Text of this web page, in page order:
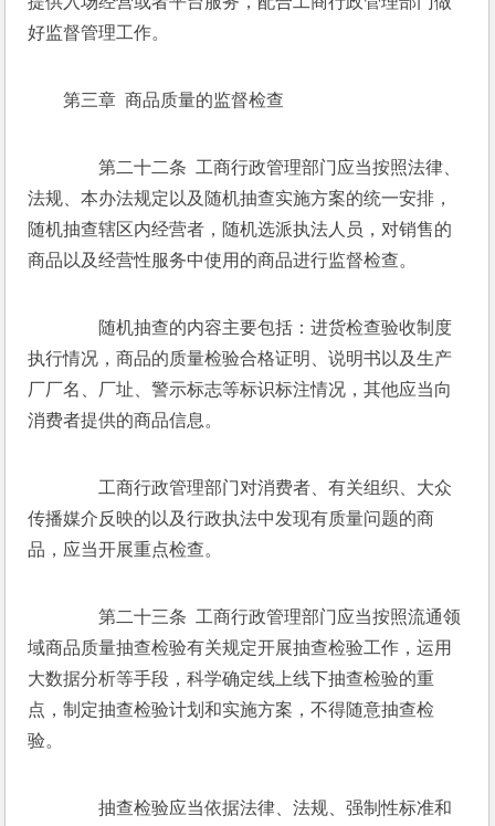
好监督管理工作。
第三章  商品质量的监督检查
第二十二条  工商行政管理部门应当按照法律、
法规、本办法规定以及随机抽查实施方案的统一安排，
随机抽查辖区内经营者，随机选派执法人员，对销售的
商品以及经营性服务中使用的商品进行监督检查。
随机抽查的内容主要包括：进货检查验收制度
执行情况，商品的质量检验合格证明、说明书以及生产
厂厂名、厂址、警示标志等标识标注情况，其他应当向
消费者提供的商品信息。
工商行政管理部门对消费者、有关组织、大众
传播媒介反映的以及行政执法中发现有质量问题的商
品，应当开展重点检查。
第二十三条  工商行政管理部门应当按照流通领
域商品质量抽查检验有关规定开展抽查检验工作，运用
大数据分析等手段，科学确定线上线下抽查检验的重
点，制定抽查检验计划和实施方案，不得随意抽查检
验。
抽查检验应当依据法律、法规、强制性标准和